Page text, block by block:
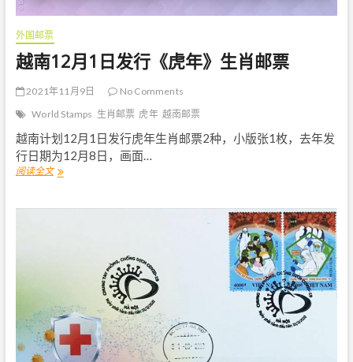
外国邮票
越南12月1日发行《虎年》生肖邮票
2021年11月9日
No Comments
World Stamps 生肖邮票 虎年 越南邮票
越南计划12月1日发行虎年生肖邮票2种，小版张1枚，去年发
行日期为12月8日，画面…
阅读全文越
虎
年
》
生